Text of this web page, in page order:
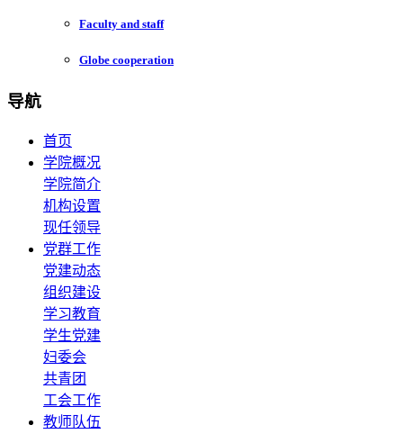
Faculty and staff
Globe cooperation
导航
首页
学院概况
学院简介
机构设置
现任领导
党群工作
党建动态
组织建设
学习教育
学生党建
妇委会
共青团
工会工作
教师队伍